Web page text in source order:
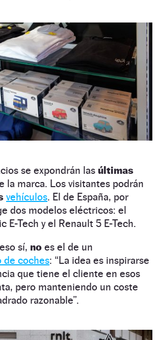
se expondrán las últimas
la marca. Los visitantes podrán
vehículos. El de España, por
dos modelos eléctricos: el
E-Tech y el Renault 5 E-Tech.
sí, no es el de un
de coches: “La idea es inspirarse
que tiene el cliente en esos
pero manteniendo un coste
razonable”.